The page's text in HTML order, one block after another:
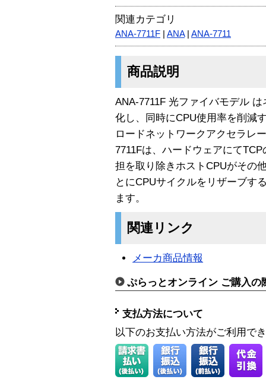
関連カテゴリ
ANA-7711F ANA| ANA-7711
商品説明
ANA-7711F 光ファイバモデル
化し、同時にCPU使用率を削減
ロードネットワークアクセラレ
7711Fは、ハードウェアにて
担を取り除きホストCPUがその
とにCPUサイクルをリザーブす
ます。
関連リンク
メーカ商品情報
ぷらっとオンライン ご購入の
支払方法について
以下のお支払い方法がご利用で